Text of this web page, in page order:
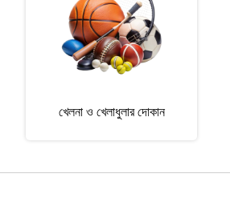
খেলনা ও খেলাধুলার দোকান